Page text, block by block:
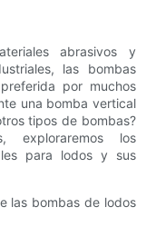
abrasivos y
las bombas
por muchos
una bomba vertical
tipos de bombas?
exploraremos los
para lodos y sus
las bombas de lodos